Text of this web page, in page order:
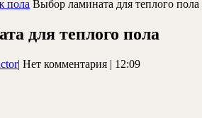
пола Выбор ламината для теплого пола
для теплого пола
Redactor
| Нет комментария | 12:09